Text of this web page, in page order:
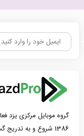
گروه موبایل مرکزی یزد
1386 شروع و به